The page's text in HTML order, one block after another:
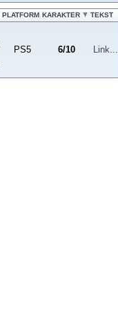
PLATFORM KARAKTER TEKST
PS5 6/10 Link...